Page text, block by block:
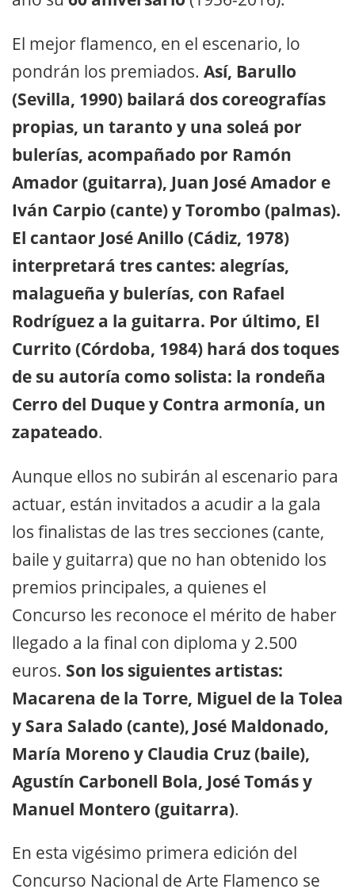
El mejor flamenco, en el escenario, lo
pondrán los premiados. Así, Barullo
(Sevilla, 1990) bailará dos coreografías
propias, un taranto y una soleá por
bulerías, acompañado por Ramón
Amador (guitarra), Juan José Amador e
Iván Carpio (cante) y Torombo (palmas).
El cantaor José Anillo (Cádiz, 1978)
interpretará tres cantes: alegrías,
malagueña y bulerías, con Rafael
Rodríguez a la guitarra. Por último, El
Currito (Córdoba, 1984) hará dos toques
de su autoría como solista: la rondeña
Cerro del Duque y Contra armonía, un
zapateado.
Aunque ellos no subirán al escenario para
actuar, están invitados a acudir a la gala
los finalistas de las tres secciones (cante,
baile y guitarra) que no han obtenido los
premios principales, a quienes el
Concurso les reconoce el mérito de haber
llegado a la final con diploma y 2.500
euros. Son los siguientes artistas:
Macarena de la Torre, Miguel de la Tolea
y Sara Salado (cante), José Maldonado,
María Moreno y Claudia Cruz (baile),
Agustín Carbonell Bola, José Tomás y
Manuel Montero (guitarra).
En esta vigésimo primera edición del
Concurso Nacional de Arte Flamenco se